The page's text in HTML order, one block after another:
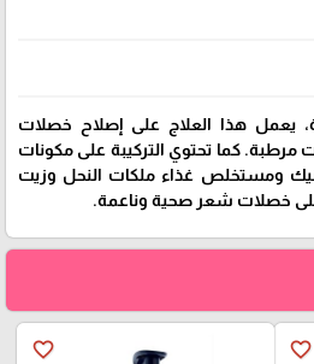
يعمل هذا العلاج على إصلاح خصلات
مرطبة. كما تحتوي التركيبة على مكونات
ومستخلص غذاء ملكات النحل وزيت
خصلات شعر صحية وناعمة.
favorite_border
favorite_border